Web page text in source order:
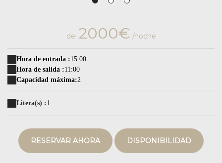
del 2000€ /noche
Hora de entrada :15:00
Hora de salida :11:00
Capacidad máxima:2
Litera(s) :1
RESERVAR AHORA DISPONIBILIDAD